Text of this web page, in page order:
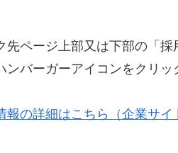
先ページ上部又は下部の「
ンバーガーアイコンをクリッ
報の詳細はこちら（企業サイ